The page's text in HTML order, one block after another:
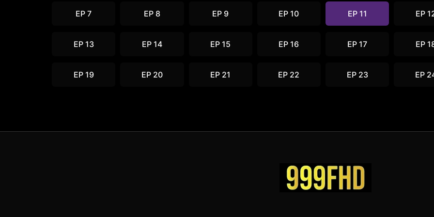
EP 7 EP 8 EP 9 EP 10 EP 11 EP
EP 13 EP 14 EP 15 EP 16 EP 17 EP
EP 19 EP 20 EP 21 EP 22 EP 23 EP